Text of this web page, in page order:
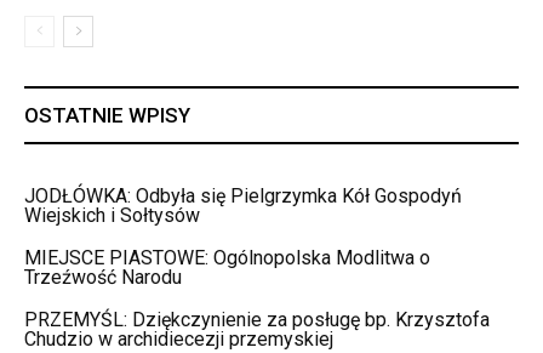
OSTATNIE WPISY
JODŁÓWKA: Odbyła się Pielgrzymka Kół Gospodyń
Wiejskich i Sołtysów
MIEJSCE PIASTOWE: Ogólnopolska Modlitwa o
Trzeźwość Narodu
PRZEMYŚL: Dziękczynienie za posługę bp. Krzysztofa
Chudzio w archidiecezji przemyskiej